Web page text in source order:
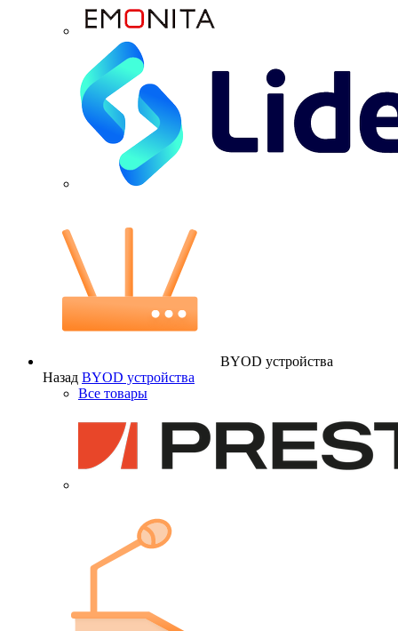
BYOD устройства
Назад BYOD устройства
Все товары